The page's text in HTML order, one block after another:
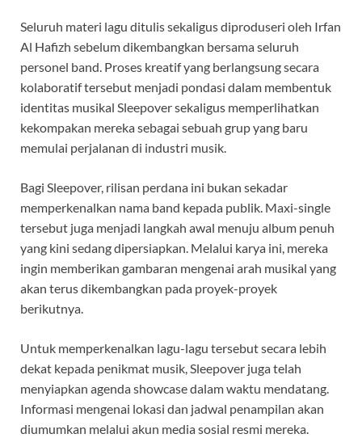
Seluruh materi lagu ditulis sekaligus diproduseri oleh Irfan
Al Hafizh sebelum dikembangkan bersama seluruh
personel band. Proses kreatif yang berlangsung secara
kolaboratif tersebut menjadi pondasi dalam membentuk
identitas musikal Sleepover sekaligus memperlihatkan
kekompakan mereka sebagai sebuah grup yang baru
memulai perjalanan di industri musik.
Bagi Sleepover, rilisan perdana ini bukan sekadar
memperkenalkan nama band kepada publik. Maxi-single
tersebut juga menjadi langkah awal menuju album penuh
yang kini sedang dipersiapkan. Melalui karya ini, mereka
ingin memberikan gambaran mengenai arah musikal yang
akan terus dikembangkan pada proyek-proyek
berikutnya.
Untuk memperkenalkan lagu-lagu tersebut secara lebih
dekat kepada penikmat musik, Sleepover juga telah
menyiapkan agenda showcase dalam waktu mendatang.
Informasi mengenai lokasi dan jadwal penampilan akan
diumumkan melalui akun media sosial resmi mereka.